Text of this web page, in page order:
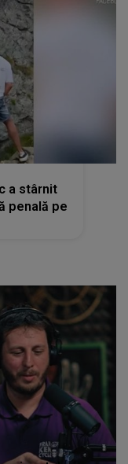
a stârnit
penală pe